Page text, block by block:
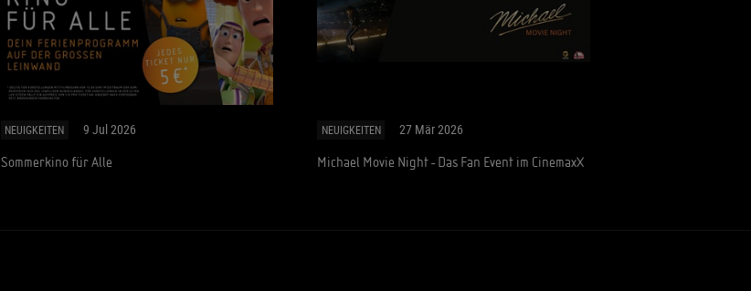
NEUIGKEITEN 9 Jul 2026
Sommerkino für Alle
NEUIGKEITEN 27 Mär 2026
Michael Movie Night - Das Fan Event im CinemaxX